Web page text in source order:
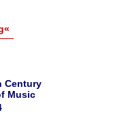
Century
Music